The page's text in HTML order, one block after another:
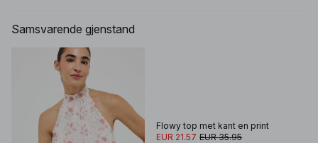
Samsvarende gjenstand
Flowy top met kant en print
EUR 21.57 EUR 35.95